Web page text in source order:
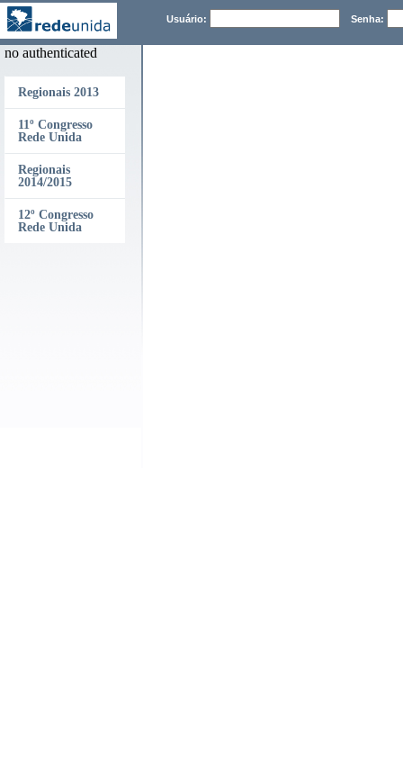
Usuário: Senha:
no authenticated
Regionais 2013
11º Congresso
Rede Unida
Regionais
2014/2015
12º Congresso
Rede Unida